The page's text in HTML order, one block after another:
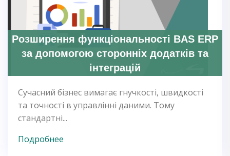
Розширення функціональності BAS ERP
за допомогою сторонніх додатків та
інтеграцій
Сучасний бізнес вимагає гнучкості, швидкості
та точності в управлінні даними. Тому
стандартні...
Подробнее